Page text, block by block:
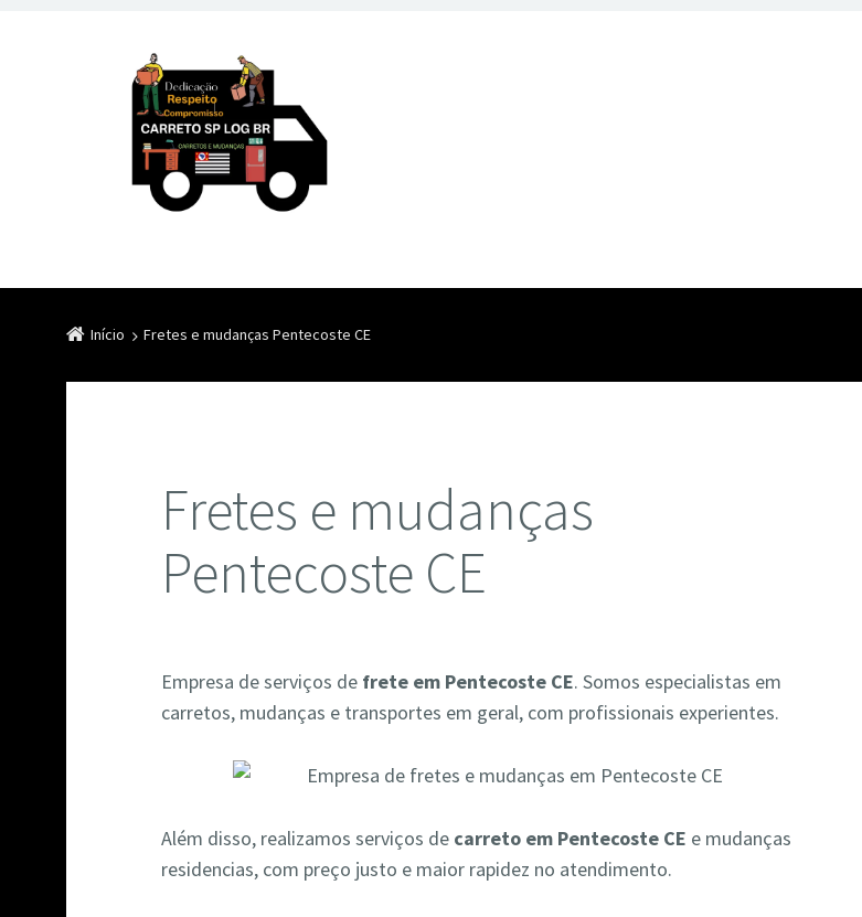
Início Fretes e mudanças Pentecoste CE
Fretes e mudanças
Pentecoste CE
Empresa de serviços de frete em Pentecoste CE. Somos especialistas em
carretos, mudanças e transportes em geral, com profissionais experientes.
Além disso, realizamos serviços de carreto em Pentecoste CE e mudanças
residencias, com preço justo e maior rapidez no atendimento.